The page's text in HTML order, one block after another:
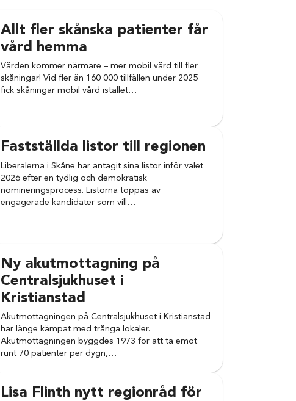
Allt fler skånska patienter får
vård hemma
Vården kommer närmare – mer mobil vård till fler
skåningar! Vid fler än 160 000 tillfällen under 2025
fick skåningar mobil vård istället…
Fastställda listor till regionen
Liberalerna i Skåne har antagit sina listor inför valet
2026 efter en tydlig och demokratisk
nomineringsprocess. Listorna toppas av
engagerade kandidater som vill…
Ny akutmottagning på
Centralsjukhuset i
Kristianstad
Akutmottagningen på Centralsjukhuset i Kristianstad
har länge kämpat med trånga lokaler.
Akutmottagningen byggdes 1973 för att ta emot
runt 70 patienter per dygn,…
Lisa Flinth nytt regionråd för